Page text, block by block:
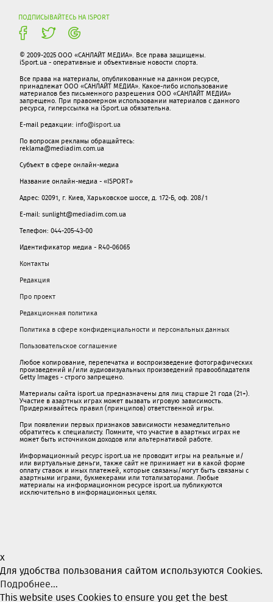
ПОДПИСЫВАЙТЕСЬ НА ISPORT
© 2009-2025 ООО «САНЛАЙТ МЕДИА». Все права защищены.
iSport.ua - оперативные и объективные новости спорта.
Все права на материалы, опубликованные на данном ресурсе,
принадлежат ООО «САНЛАЙТ МЕДИА». Какое-либо использование
материалов без письменного разрешения ООО «САНЛАЙТ МЕДИА»
запрещено. При правомерном использовании материалов с данного
ресурса, гиперссылка на iSport.ua обязательна.
E-mail редакции: info@isport.ua
По вопросам рекламы обращайтесь:
reklama@mediadim.com.ua
Субъект в сфере онлайн-медиа
Название онлайн-медиа - «ISPORT»
Адрес: 02091, г. Киев, Харьковское шоссе, д. 172-Б, оф. 208/1
E-mail: sunlight@mediadim.com.ua
Телефон: 044-205-43-00
Идентификатор медиа - R40-06065
Контакты
Редакция
Про проект
Редакционная политика
Политика в сфере конфиденциальности и персональных данных
Пользовательское соглашение
Любое копирование, перепечатка и воспроизведение фотографических
произведений и/или аудиовизуальных произведений правообладателя
Getty Images - строго запрещено.
Материалы сайта isport.ua предназначены для лиц старше 21 года (21+).
Участие в азартных играх может вызвать игровую зависимость.
Придерживайтесь правил (принципов) ответственной игры.
При появлении первых признаков зависимости незамедлительно
обратитесь к специалисту. Помните, что участие в азартных играх не
может быть источником доходов или альтернативой работе.
Информационный ресурс isport.ua не проводит игры на реальные и/
или виртуальные деньги, также сайт не принимает ни в какой форме
oплaту ставок и иных платежей, которые связаны/могут быть связаны c
азартными игрaми, букмекерами или тотализаторами. Любые
материалы на информационном ресурсе isport.ua публикуютcя
исключительно в информационных целях.
x
Для удобства пользования сайтом используются Cookies.
Подробнее...
This website uses Cookies to ensure you get the best